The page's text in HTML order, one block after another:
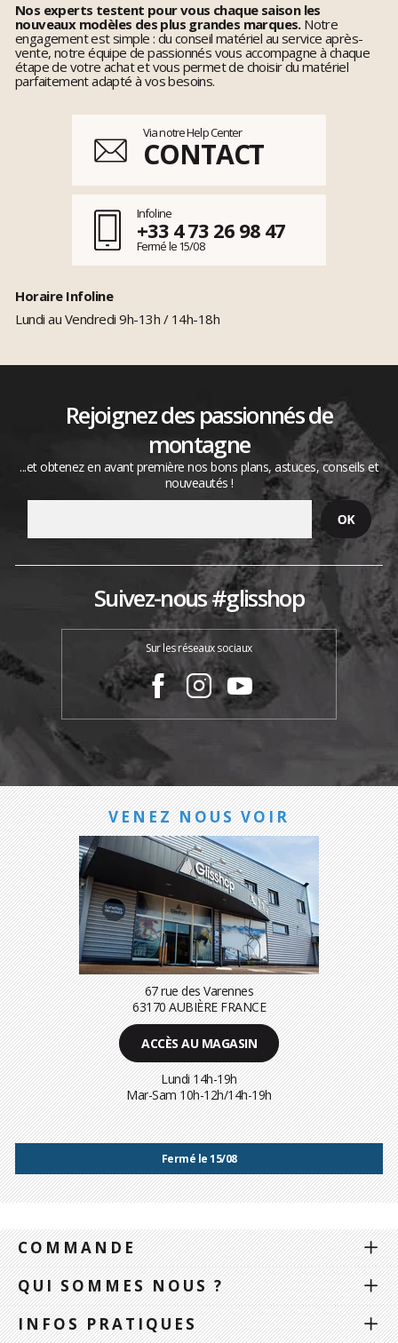
Nos experts testent pour vous chaque saison les
nouveaux modèles des plus grandes marques.Notre
engagement est simple : du conseil matériel au service après-
vente, notre équipe de passionnés vous accompagne à chaque
étape de votre achat et vous permet de choisir du matériel
parfaitement adapté à vos besoins.
Via notre Help Center
CONTACT
Infoline
+33 4 73 26 98 47
Fermé le 15/08
Horaire Infoline
Lundi au Vendredi 9h-13h / 14h-18h
Rejoignez des passionnés de
montagne
...et obtenez en avant première nos bons plans, astuces, conseils et
nouveautés !
Suivez-nous #glisshop
Sur les réseaux sociaux
VENEZ NOUS VOIR
67 rue des Varennes
63170 AUBIÈRE FRANCE
ACCÈS AU MAGASIN
Lundi 14h-19h
Mar-Sam 10h-12h/14h-19h
Fermé le 15/08
COMMANDE
QUI SOMMES NOUS ?
INFOS PRATIQUES